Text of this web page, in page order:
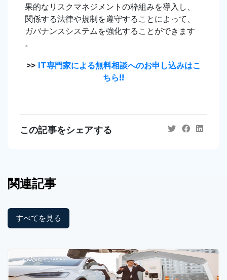
果的なリスクマネジメントの枠組みを導入し、
関係する法律や規制を遵守することによって、
ガバナンスシステムを強化することができます
。
>> IT専門家による無料相談へのお申し込みはこ
ちら!!
この記事をシェアする
関連記事
すべてを見る